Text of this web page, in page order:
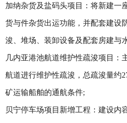
加纳杂货及盐码头项目：将新建一
货与件杂货出运功能，并配套建设
浚、堆场、装卸设备及配套房建与
几内亚港池航道维护性疏浚项目：
航道进行维护性疏浚，总疏浚量约
矿运输船舶的通航条件;
贝宁停车场项目新增工程：建设内